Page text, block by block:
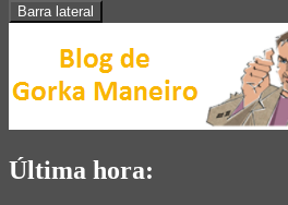
Barra lateral
Última hora: